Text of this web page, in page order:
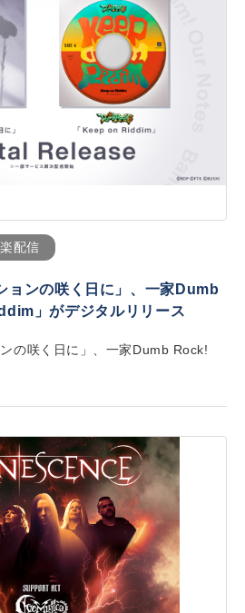
配信
ョンの咲く日に」、一家Dumb
」がデジタルリリース
の咲く日に」、一家Dumb Rock!